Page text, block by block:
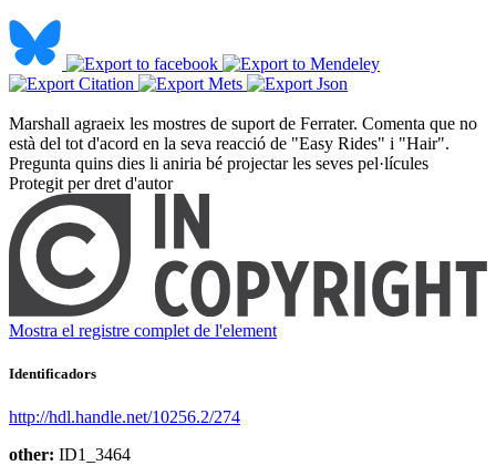
Marshall agraeix les mostres de suport de Ferrater. Comenta que no
està del tot d'acord en la seva reacció de "Easy Rides" i "Hair".
Pregunta quins dies li aniria bé projectar les seves pel·lícules ​
Protegit per dret d'autor
Mostra el registre complet de l'element
Identificadors
http://hdl.handle.net/10256.2/274
other: ID1_3464